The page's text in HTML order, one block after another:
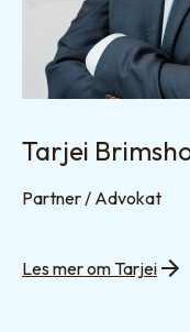
Tarjei
Partner / Advokat
Les mer om Tarjei